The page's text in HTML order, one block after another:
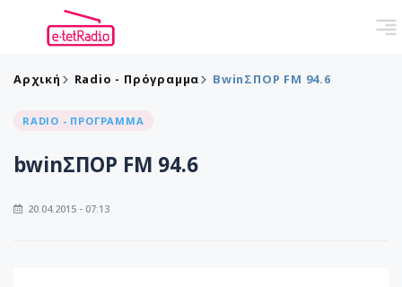
Αρχική Radio - Πρόγραμμα BwinΣΠΟΡ FM 94.6
RADIO - ΠΡΟΓΡΑΜΜΑ
bwinΣΠΟΡ FM 94.6
20.04.2015 - 07:13